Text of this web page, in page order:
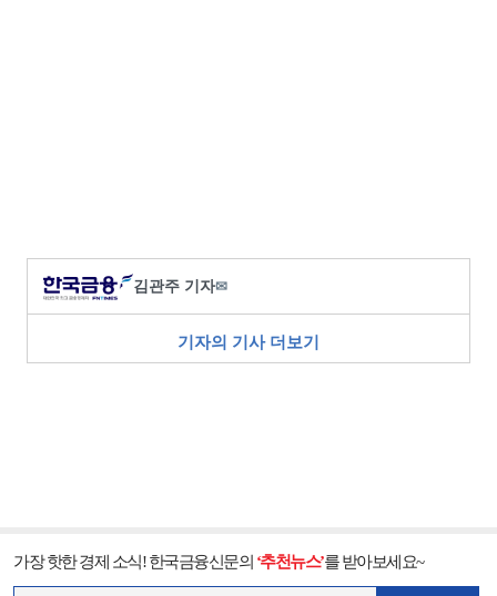
김관주 기자✉
기자의 기사 더보기
가장 핫한 경제 소식! 한국금융신문의 ‘추천뉴스’를 받아보세요~